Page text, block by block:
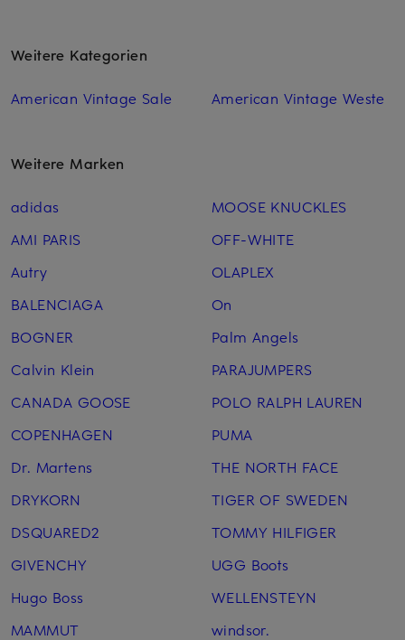
Weitere Kategorien
American Vintage Sale American Vintage Weste
Weitere Marken
adidas
AMI PARIS
Autry
BALENCIAGA
BOGNER
Calvin Klein
CANADA GOOSE
COPENHAGEN
Dr. Martens
DRYKORN
DSQUARED2
GIVENCHY
Hugo Boss
MAMMUT
MOOSE KNUCKLES
OFF-WHITE
OLAPLEX
On
Palm Angels
PARAJUMPERS
POLO RALPH LAUREN
PUMA
THE NORTH FACE
TIGER OF SWEDEN
TOMMY HILFIGER
UGG Boots
WELLENSTEYN
windsor.